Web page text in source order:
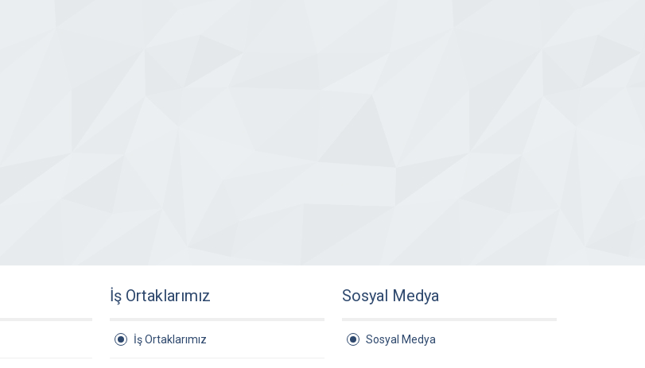
İş Ortaklarımız
İş Ortaklarımız
Sosyal Medya
Sosyal Medya